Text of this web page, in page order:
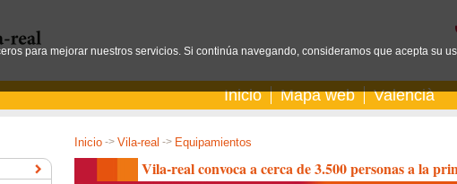
Inicio Mapa web Valencià
Inicio -> Vila-real -> Equipamientos
Vila-real convoca a cerca de 3.500 personas a la
para mejorar nuestros servicios. Si continúa navegando, consideramos que acepta su